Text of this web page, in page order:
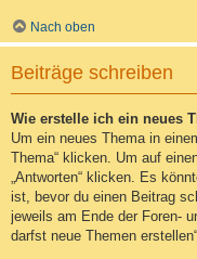
Nach oben
Beiträge schreiben
Wie erstelle ich ein neues
Um ein neues Thema in
Thema“ klicken. Um auf
„Antworten“ klicken. Es
ist, bevor du einen Beitrag
jeweils am Ende der Foren-
darfst neue Themen